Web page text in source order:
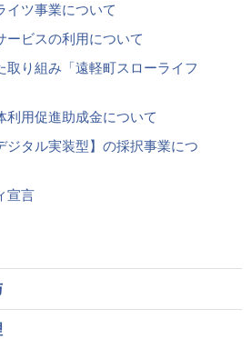
イツ事業について
ービスの利用について
取り組み「遠軽町スローライフ
利用促進助成金について
ジタル実装型】の採択事業につ
宣言